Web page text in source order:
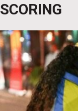
SCORING